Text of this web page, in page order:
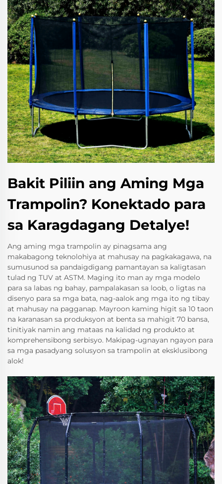
Bakit Piliin ang Aming Mga
Trampolin? Konektado para
sa Karagdagang Detalye!
Ang aming mga trampolin ay pinagsama ang
makabagong teknolohiya at mahusay na pagkakagawa, na
sumusunod sa pandaigdigang pamantayan sa kaligtasan
tulad ng TUV at ASTM. Maging ito man ay mga modelo
para sa labas ng bahay, pampalakasan sa loob, o ligtas na
disenyo para sa mga bata, nag-aalok ang mga ito ng tibay
at mahusay na pagganap. Mayroon kaming higit sa 10 taon
na karanasan sa produksyon at benta sa mahigit 70 bansa,
tinitiyak namin ang mataas na kalidad ng produkto at
komprehensibong serbisyo. Makipag-ugnayan ngayon para
sa mga pasadyang solusyon sa trampolin at eksklusibong
alok!